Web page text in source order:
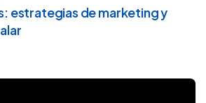
estrategias de marketing y